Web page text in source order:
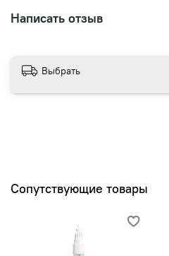
Написать отзыв
Выбрать
Сопутствующие товары